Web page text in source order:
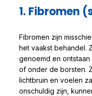
1. Fibromen
Fibromen zijn
het vaakst behandel.
genoemd en
of onder de borsten.
lichtbruin en voelen
onschuldig zijn,